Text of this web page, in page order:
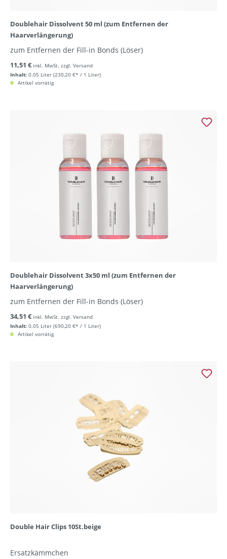
Doublehair Dissolvent 50 ml (zum Entfernen der
Haarverlängerung)
zum Entfernen der Fill-in Bonds (Löser)
Inhalt: 0.05 Liter (230,20 €* / 1 Liter)
11,51 € inkl. MwSt. zzgl. Versand
Artikel vorrätig
Doublehair Dissolvent 3x50 ml (zum Entfernen der
Haarverlängerung)
zum Entfernen der Fill-in Bonds (Löser)
Inhalt: 0.05 Liter (690,20 €* / 1 Liter)
34,51 € inkl. MwSt. zzgl. Versand
Artikel vorrätig
Double Hair Clips 10St.beige
Ersatzkämmchen